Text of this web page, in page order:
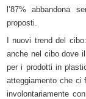
l’87% abbandona
proposti.
I nuovi trend del
anche nel cibo dove
per i prodotti in
atteggiamento che ci
involontariamente